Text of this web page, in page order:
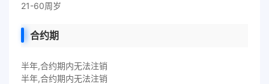
21-60周岁
合约期
半年,合约期内无法注销
半年,合约期内无法注销